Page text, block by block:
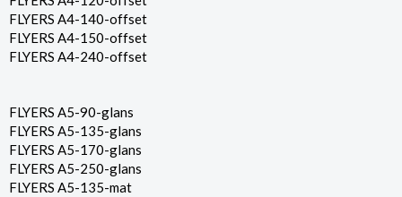
FLYERS A4-140-offset
FLYERS A4-150-offset
FLYERS A4-240-offset
FLYERS A5-90-glans
FLYERS A5-135-glans
FLYERS A5-170-glans
FLYERS A5-250-glans
FLYERS A5-135-mat